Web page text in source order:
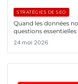
STRATÉGIES DE SEO
Quand les données
questions
24 mai 2026